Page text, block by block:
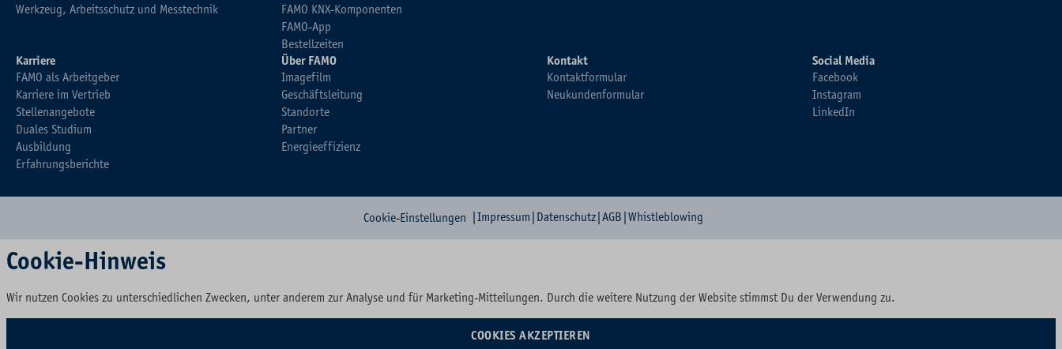
Werkzeug, Arbeitsschutz und Messtechnik
FAMO KNX-Komponenten
FAMO-App
Bestellzeiten
Karriere
FAMO als Arbeitgeber
Karriere im Vertrieb
Stellenangebote
Duales Studium
Ausbildung
Erfahrungsberichte
Über FAMO
Imagefilm
Geschäftsleitung
Standorte
Partner
Energieeffizienz
Kontakt
Kontaktformular
Neukundenformular
Social Media
Facebook
Instagram
LinkedIn
Cookie-Einstellungen Impressum Datenschutz AGB Whistleblowing
Cookie-Hinweis
Wir nutzen Cookies zu unterschiedlichen Zwecken, unter anderem zur Analyse und für Marketing-Mitteilungen. Durch die weitere Nutzung der Website stimmst Du der Verwendung zu.
COOKIES AKZEPTIEREN